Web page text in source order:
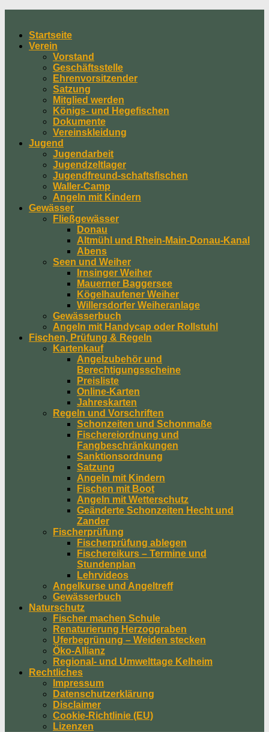
contentStartseite
Verein
Vorstand
Geschäftsstelle
Ehrenvorsitzender
Satzung
Mitglied werden
Königs- und Hegefischen
Dokumente
Vereinskleidung
Jugend
Jugendarbeit
Jugendzeltlager
Jugendfreund-schaftsfischen
Waller-Camp
Angeln mit Kindern
Gewässer
Fließgewässer
Donau
Altmühl und Rhein-Main-Donau-Kanal
Abens
Seen und Weiher
Irnsinger Weiher
Mauerner Baggersee
Kögelhaufener Weiher
Willersdorfer Weiheranlage
Gewässerbuch
Angeln mit Handycap oder Rollstuhl
Fischen, Prüfung & Regeln
Kartenkauf
Angelzubehör und
Berechtigungsscheine
Preisliste
Online-Karten
Jahreskarten
Regeln und Vorschriften
Schonzeiten und Schonmaße
Fischereiordnung und
Fangbeschränkungen
Sanktionsordnung
Satzung
Angeln mit Kindern
Fischen mit Boot
Angeln mit Wetterschutz
Geänderte Schonzeiten Hecht und
Zander
Fischerprüfung
Fischerprüfung ablegen
Fischereikurs – Termine und
Stundenplan
Lehrvideos
Angelkurse und Angeltreff
Gewässerbuch
Naturschutz
Fischer machen Schule
Renaturierung Herzoggraben
Uferbegrünung – Weiden stecken
Öko-Allianz
Regional- und Umwelttage Kelheim
Rechtliches
Impressum
Datenschutzerklärung
Disclaimer
Cookie-Richtlinie (EU)
Lizenzen